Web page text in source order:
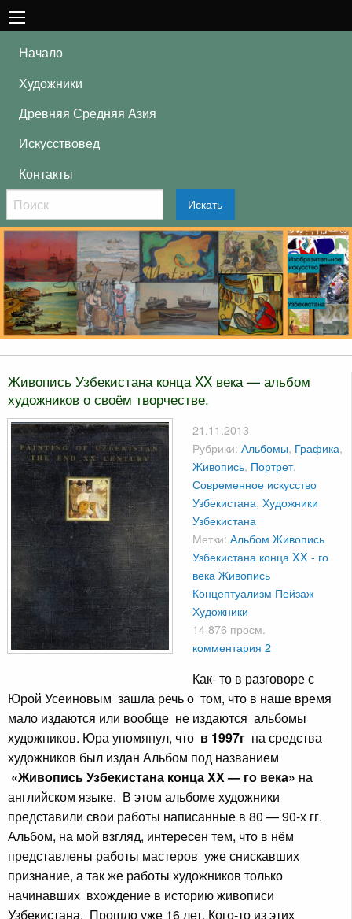
Начало
Художники
Древняя Средняя Азия
Искусствовед
Контакты
Искать
Живопись Узбекистана конца XX века — альбом
художников о своём творчестве.
21.11.2013
Рубрики: Альбомы, Графика,
Живопись, Портрет,
Современное искусство
Узбекистана, Художники
Узбекистана
Метки: Альбом Живопись
Узбекистана конца XX - го
века Живопись
Концептуализм Пейзаж
Художники
14 876 просм.
комментария 2
Как- то в разговоре с
Юрой Усеиновым зашла речь о том, что в наше время
мало издаются или вообще не издаются альбомы
художников. Юра упомянул, что в 1997г на средства
художников был издан Альбом под названием
«Живопись Узбекистана конца XX — го века» на
английском языке. В этом альбоме художники
представили свои работы написанные в 80 — 90-х гг.
Альбом, на мой взгляд, интересен тем, что в нём
представлены работы мастеров уже снискавших
признание, а так же работы художников только
начинавших вхождение в историю живописи
Узбекистана. Прошло уже 16 лет. Кого-то из этих